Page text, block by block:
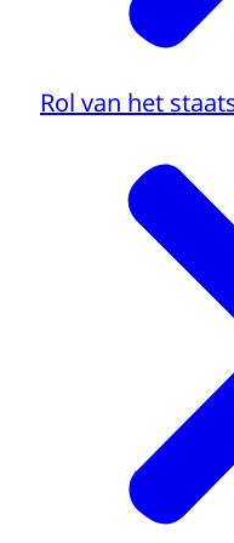
Rol van het